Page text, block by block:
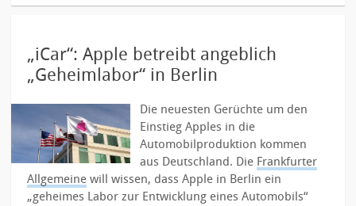
„iCar“: Apple betreibt angeblich
„Geheimlabor“ in Berlin
Die neuesten Gerüchte um den
Einstieg Apples in die
Automobilproduktion kommen
aus Deutschland. Die Frankfurter
Allgemeine will wissen, dass Apple in Berlin ein
„geheimes Labor zur Entwicklung eines Automobils“